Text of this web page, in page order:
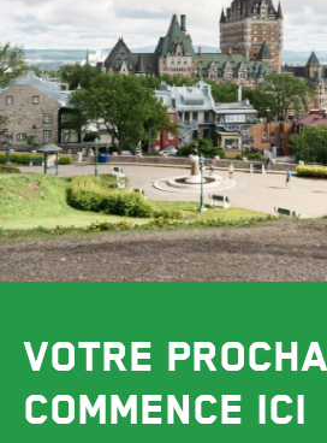
DEMI-MARATHON DE LÉVIS
TRAIL COUREUR DES BOIS DE
DÉFI DES ESCALIERS FIZZ
VOTRE
COMMENCE ICI